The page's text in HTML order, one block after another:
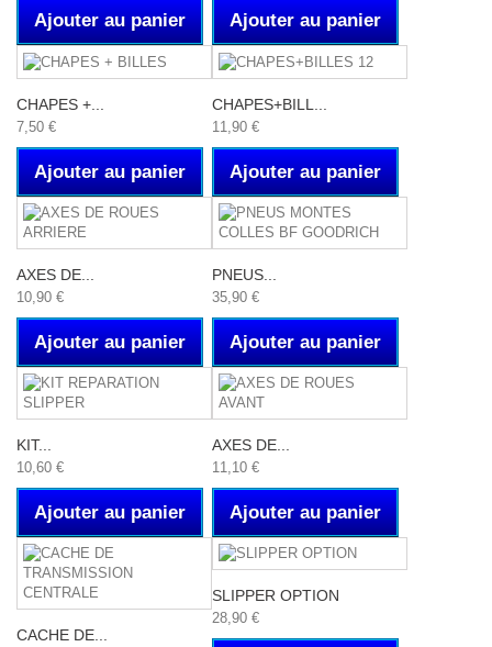
Ajouter au panier Ajouter au panier
CHAPES +...
7,50 €
Ajouter au panier
CHAPES+BILL...
11,90 €
Ajouter au panier
AXES DE...
10,90 €
Ajouter au panier
PNEUS...
35,90 €
Ajouter au panier
KIT...
10,60 €
Ajouter au panier
AXES DE...
11,10 €
Ajouter au panier
CACHE DE...
SLIPPER OPTION
28,90 €